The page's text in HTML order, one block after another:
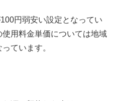
円弱安い設定となってい
用料金単価については地域
ています。